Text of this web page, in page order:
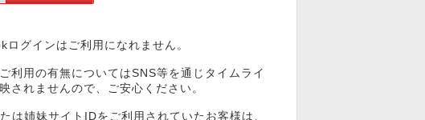
ログインはご利用になれません。
利用の有無についてはSNS等を通じタイムライ
されませんので、ご安心ください。
は姉妹サイトIDをご利用されていたお客様は、